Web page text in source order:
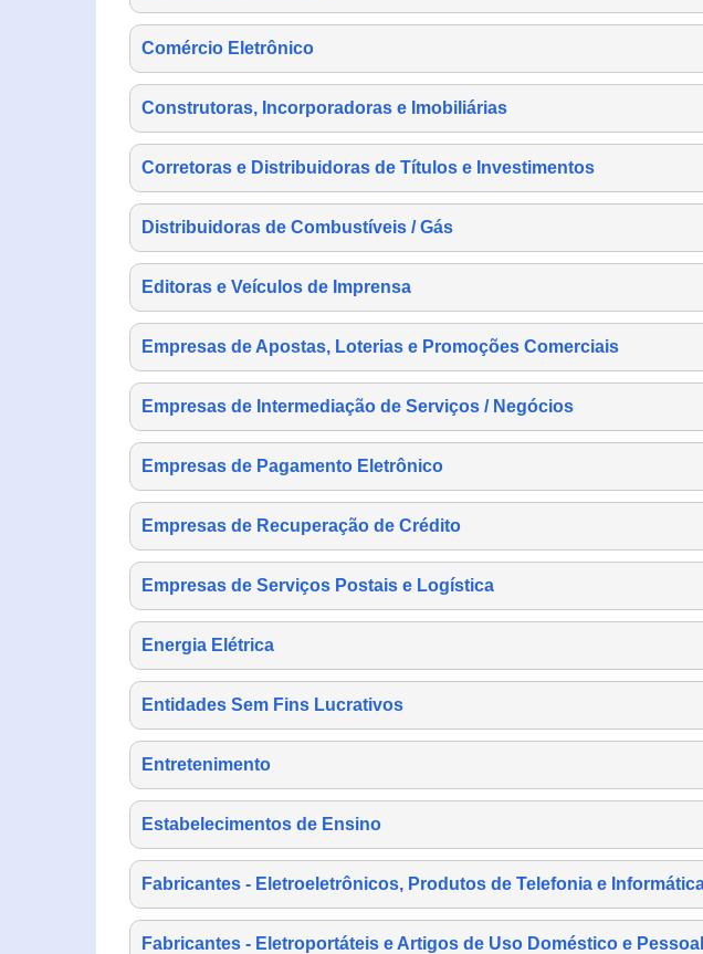
Comércio Eletrônico
Construtoras, Incorporadoras e Imobiliárias
Corretoras e Distribuidoras de Títulos e Investimentos
Distribuidoras de Combustíveis / Gás
Editoras e Veículos de Imprensa
Empresas de Apostas, Loterias e Promoções Comerciais
Empresas de Intermediação de Serviços / Negócios
Empresas de Pagamento Eletrônico
Empresas de Recuperação de Crédito
Empresas de Serviços Postais e Logística
Energia Elétrica
Entidades Sem Fins Lucrativos
Entretenimento
Estabelecimentos de Ensino
Fabricantes - Eletroeletrônicos, Produtos de Telefonia e
Fabricantes - Eletroportáteis e Artigos de Uso Doméstico e Pessoal